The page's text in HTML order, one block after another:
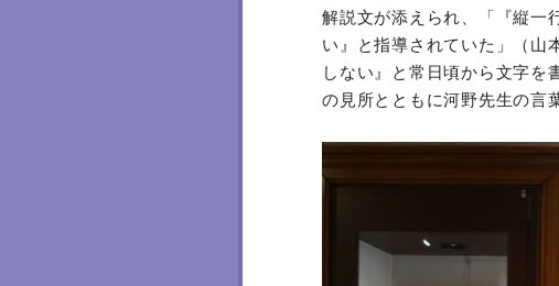
解説文が添えられ、「『縦一
い』と指導されていた」（山
しない』と常日頃から文字を
の見所とともに河野先生の言